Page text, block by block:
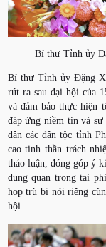
Bí thư Tỉnh ủy
Bí thư Tỉnh ủy Đặng
rút ra sau đại hội của
và đảm bảo thực hiện
đáp ứng niềm tin và sự
dân các dân tộc tỉnh
cao tinh thần trách
thảo luận, đóng góp ý
dung quan trọng tại
họp trù bị nói riêng
hội.